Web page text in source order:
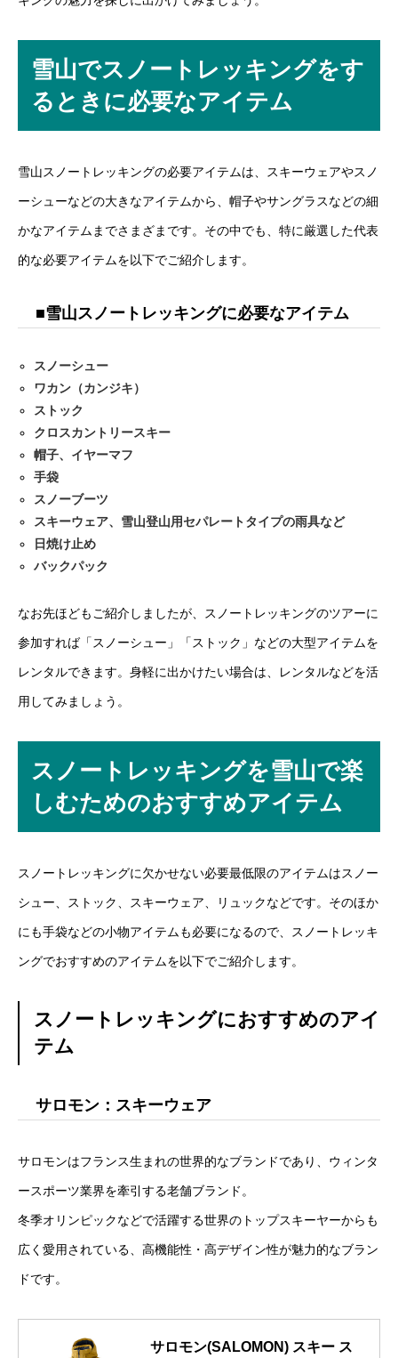
雪山でスノートレッキングをす
るときに必要なアイテム
雪山スノートレッキングの必要アイテムは、スキーウェアやスノ
ーシューなどの大きなアイテムから、帽子やサングラスなどの細
かなアイテムまでさまざまです。その中でも、特に厳選した代表
的な必要アイテムを以下でご紹介します。
■雪山スノートレッキングに必要なアイテム
スノーシュー
ワカン（カンジキ）
ストック
クロスカントリースキー
帽子、イヤーマフ
手袋
スノーブーツ
スキーウェア、雪山登山用セパレートタイプの雨具など
日焼け止め
バックパック
なお先ほどもご紹介しましたが、スノートレッキングのツアーに
参加すれば「スノーシュー」「ストック」などの大型アイテムを
レンタルできます。身軽に出かけたい場合は、レンタルなどを活
用してみましょう。
スノートレッキングを雪山で楽
しむためのおすすめアイテム
スノートレッキングに欠かせない必要最低限のアイテムはスノー
シュー、ストック、スキーウェア、リュックなどです。そのほか
にも手袋などの小物アイテムも必要になるので、スノートレッキ
ングでおすすめのアイテムを以下でご紹介します。
スノートレッキングにおすすめのアイ
テム
サロモン：スキーウェア
サロモンはフランス生まれの世界的なブランドであり、ウィンタ
ースポーツ業界を牽引する老舗ブランド。
冬季オリンピックなどで活躍する世界のトップスキーヤーからも
広く愛用されている、高機能性・高デザイン性が魅力的なブラン
ドです。
サロモン(SALOMON) スキー ス